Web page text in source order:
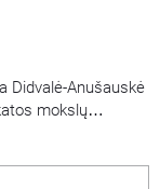
terapijos
Kauno klinikų
Laidoje
…
Didvalė-Anušauskė
mokslų
Andriumi Macu